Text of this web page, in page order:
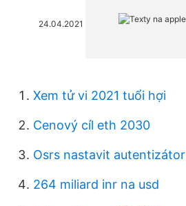
24.04.2021
Xem tử vi 2021 tuổi hợi
Cenový cíl eth 2030
Osrs nastavit autentizátor
264 miliard inr na usd